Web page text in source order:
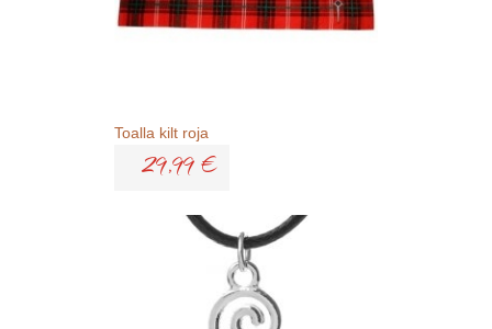
Toalla kilt roja
29,99 €